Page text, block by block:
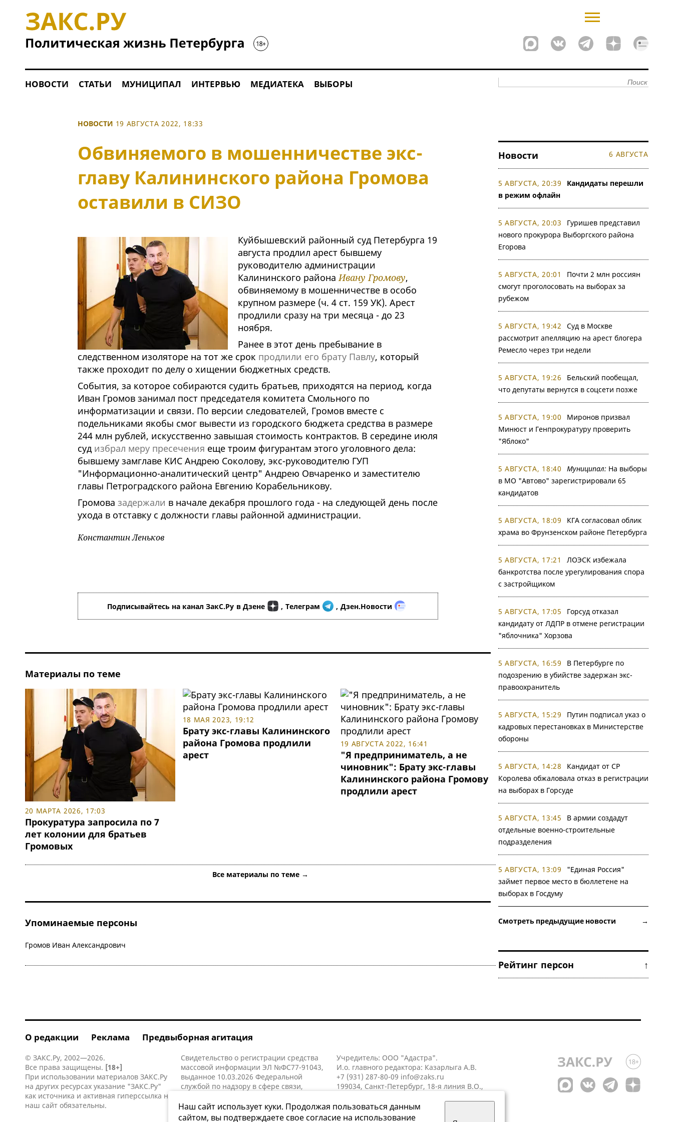
НОВОСТИ СТАТЬИ МУНИЦИПАЛ ИНТЕРВЬЮ МЕДИАТЕКА ВЫБОРЫ
НОВОСТИ 19 АВГУСТА 2022, 18:33
Обвиняемого в мошенничестве экс-
главу Калининского района Громова
оставили в СИЗО
Куйбышевский районный суд Петербурга 19
августа продлил арест бывшему
руководителю администрации
Калининского районаИвану Громову,
обвиняемому в мошенничестве в особо
крупном размере (ч. 4 ст. 159 УК). Арест
продлили сразу на три месяца - до 23
ноября.
Ранее в этот день пребывание в
следственном изоляторе на тот же срок продлили его брату Павлу, который
также проходит по делу о хищении бюджетных средств.
События, за которое собираются судить братьев, приходятся на период, когда
Иван Громов занимал пост председателя комитета Смольного по
информатизации и связи. По версии следователей, Громов вместе с
подельниками якобы смог вывести из городского бюджета средства в размере
244 млн рублей, искусственно завышая стоимость контрактов. В середине июля
суд избрал меру пресечения еще троим фигурантам этого уголовного дела:
бывшему замглаве КИС Андрею Соколову, экс-руководителю ГУП
"Информационно-аналитический центр" Андрею Овчаренко и заместителю
главы Петроградского района Евгению Корабельникову.
Громова задержали в начале декабря прошлого года - на следующей день после
ухода в отставку с должности главы районной администрации.
Константин Леньков
Подписывайтесь на канал ЗакС.Ру в Дзене , Телеграм , Дзен.Новости
Материалы по теме
20 МАРТА 2026, 17:03
Прокуратура запросила по 7
лет колонии для братьев
Громовых
18 МАЯ 2023, 19:12
Брату экс-главы Калининского
района Громова продлили
арест
19 АВГУСТА 2022, 16:41
"Я предприниматель, а не
чиновник": Брату экс-главы
Калининского района Громову
продлили арест
Все материалы по теме →
Упоминаемые персоны
Громов Иван Александрович
Новости 6 АВГУСТА
5 АВГУСТА, 20:39
Кандидаты перешли
в режим офлайн
5 АВГУСТА, 20:03
Гуришев представил
нового прокурора Выборгского района
Егорова
5 АВГУСТА, 20:01
Почти 2 млн россиян
смогут проголосовать на выборах за
рубежом
5 АВГУСТА, 19:42
Суд в Москве
рассмотрит апелляцию на арест блогера
Ремесло через три недели
5 АВГУСТА, 19:26
Бельский пообещал,
что депутаты вернутся в соцсети позже
5 АВГУСТА, 19:00
Миронов призвал
Минюст и Генпрокуратуру проверить
"Яблоко"
5 АВГУСТА, 18:40 Муниципал: На выборы
в МО "Автово" зарегистрировали 65
кандидатов
5 АВГУСТА, 18:09
КГА согласовал облик
храма во Фрунзенском районе Петербурга
5 АВГУСТА, 17:21
ЛОЭСК избежала
банкротства после урегулирования спора
с застройщиком
5 АВГУСТА, 17:05
Горсуд отказал
кандидату от ЛДПР в отмене регистрации
"яблочника" Хорзова
5 АВГУСТА, 16:59
В Петербурге по
подозрению в убийстве задержан экс-
правоохранитель
5 АВГУСТА, 15:29
Путин подписал указ о
кадровых перестановках в Министерстве
обороны
5 АВГУСТА, 14:28
Кандидат от СР
Королева обжаловала отказ в регистрации
на выборах в Горсуде
5 АВГУСТА, 13:45
В армии создадут
отдельные военно-строительные
подразделения
5 АВГУСТА, 13:09
"Единая Россия"
займет первое место в бюллетене на
выборах в Госдуму
Смотреть предыдущие новости →
Рейтинг персон ↑
О редакции Реклама Предвыборная агитация
© ЗАКС.Ру, 2002—2026.
Все права защищены. [18+]
При использовании материалов ЗАКС.Ру
на других ресурсах указание "ЗАКС.Ру"
как источника и активная гиперссылка на
наш сайт обязательны.
Свидетельство о регистрации средства
массовой информации ЭЛ №ФС77-91043,
выданное 10.03.2026 Федеральной
службой по надзору в сфере связи,
коммуникаций (Роскомнадзор).
Учредитель: ООО "Адастра".
И.о. главного редактора: Казарлыга А.В.
+7 (931) 287-80-09 info@zaks.ru
199034, Санкт-Петербург, 18-я линия В.О.,
Наш сайт использует куки. Продолжая пользоваться данным
сайтом, вы подтверждаете свое согласие на использование